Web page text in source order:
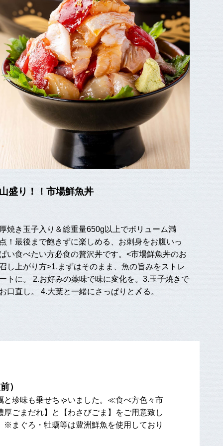
盛り！！市場鮮魚丼
焼き玉子入り＆総重量650g以上でボリューム満
！最後まで飽きずに楽しめる、お刺身をお腹いっ
い食べたい方必食の贅沢丼です。<市場鮮魚丼のお
し上がり方>1.まずはそのまま、魚の旨みをストレ
トに。 2.お好みの薬味で味に変化を。3.玉子焼きで
口直し。 4.大葉と一緒にさっぱりと〆る。
）
と珍味も乗せちゃいました。≪食べ方色々市
ごまだれ】と【わさびごま】をご用意致し
※まぐろ・牡蠣等は豊洲鮮魚を使用しており